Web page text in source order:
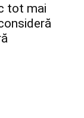
tot mai